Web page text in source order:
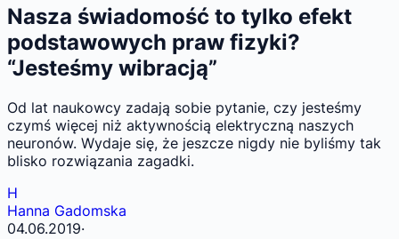
Nasza świadomość to tylko efekt
podstawowych praw fizyki?
“Jesteśmy wibracją”
Od lat naukowcy zadają sobie pytanie, czy jesteśmy
czymś więcej niż aktywnością elektryczną naszych
neuronów. Wydaje się, że jeszcze nigdy nie byliśmy tak
blisko rozwiązania zagadki.
H
Hanna Gadomska
04.06.2019·